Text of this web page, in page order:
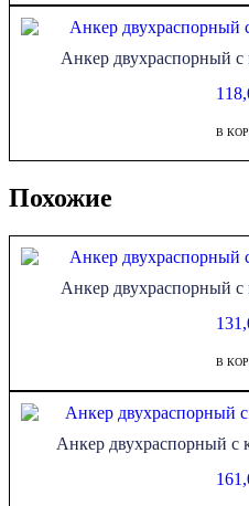
Анкер двухраспорный
В
Похожие
Анкер двухраспорный
В
Анкер двухраспорный